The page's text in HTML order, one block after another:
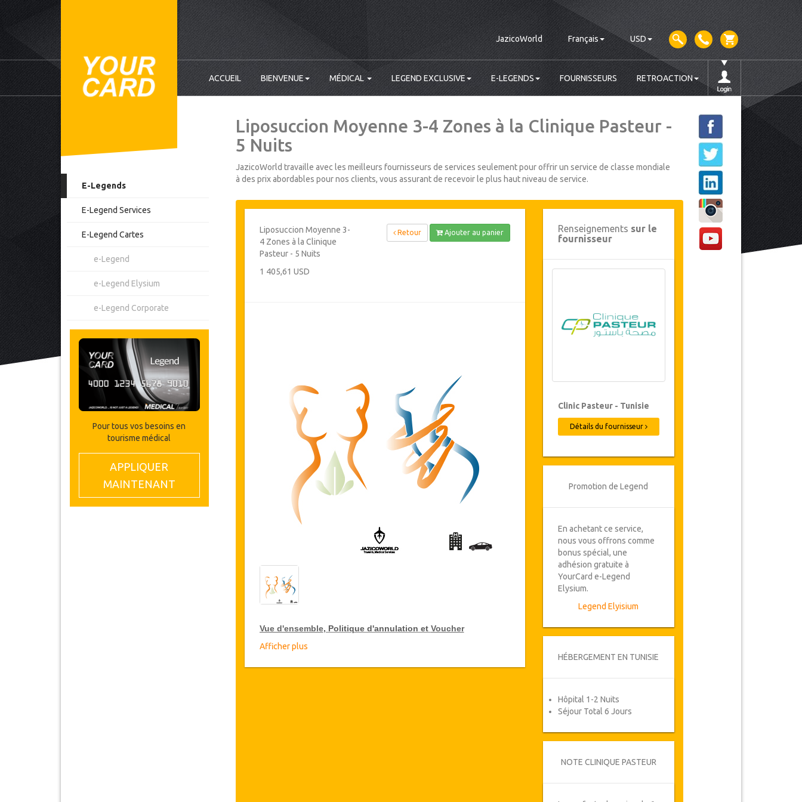
JazicoWorld Français USD
ACCUEIL BIENVENUE MÉDICAL LEGEND EXCLUSIVE E-LEGENDS FOURNISSEURS RETROACTION
E-Legends
E-Legend Services
E-Legend Cartes
e-Legend
e-Legend Elysium
e-Legend Corporate
Pour tous vos besoins en
tourisme médical
APPLIQUER
MAINTENANT
Liposuccion Moyenne 3-4 Zones à la Clinique Pasteur -
5 Nuits
JazicoWorld travaille avec les meilleurs fournisseurs de services seulement pour offrir un service de classe mondiale
à des prix abordables pour nos clients, vous assurant de recevoir le plus haut niveau de service.
Liposuccion Moyenne 3-
4 Zones à la Clinique
Pasteur - 5 Nuits
1 405,61 USD
Retour Ajouter au panier
Vue d'ensemble, Politique d'annulation et Voucher
Vue d'ensemble
Afficher plus
Renseignements sur le
fournisseur
Clinic Pasteur - Tunisie
Détails du fournisseur
Promotion de Legend
En achetant ce service,
nous vous offrons comme
bonus spécial, une
adhésion gratuite à
YourCard e-Legend
Elysium.
Legend Elyisium
HÉBERGEMENT EN TUNISIE
Hôpital 1-2 Nuits
Séjour Total 6 Jours
NOTE CLINIQUE PASTEUR